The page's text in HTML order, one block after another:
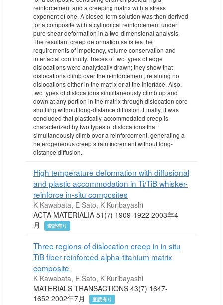
reinforcement and a creeping matrix with a stress
exponent of one. A closed-form solution was then derived
for a composite with a cylindrical reinforcement under
pure shear deformation in a two-dimensional analysis.
The resultant creep deformation satisfies the
requirements of impotency, volume conservation and
interfacial continuity. Traces of two types of edge
dislocations were analytically drawn; they show that
dislocations climb over the reinforcement, retaining no
dislocations either in the matrix or at the interface. Also,
two types of dislocations simultaneously climb up and
down at any portion in the matrix through dislocation core
shuffling without long-distance diffusion. Finally, it was
concluded that plastically-accommodated creep is
characterized by two types of dislocations that
simultaneously climb over a reinforcement, generating a
heterogeneous creep strain increment without long-
distance diffusion.
High temperature deformation with diffusional
and plastic accommodation in Ti/TiB whisker-
reinforce in-situ composites
K Kawabata, E Sato, K Kuribayashi
ACTA MATERIALIA 51(7) 1909-1922 2003年4
月
査読有り
Three regions of dislocation creep in in situ
TiB fiber-reinforced alpha-titanium matrix
composite
K Kawabata, E Sato, K Kuribayashi
MATERIALS TRANSACTIONS 43(7) 1647-
1652 2002年7月
査読有り